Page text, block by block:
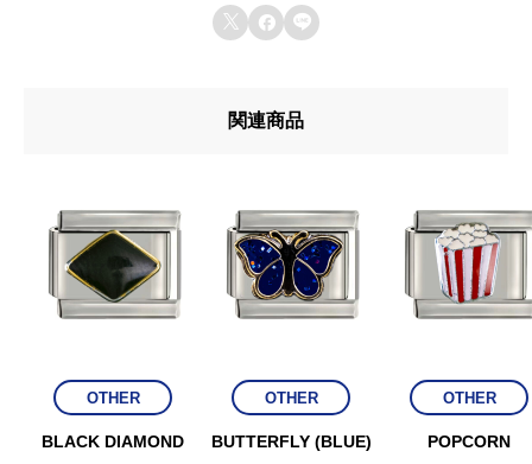
  
関連商品
OTHER
BLACK DIAMOND
OTHER
BUTTERFLY (BLUE)
OTHER
POPCORN